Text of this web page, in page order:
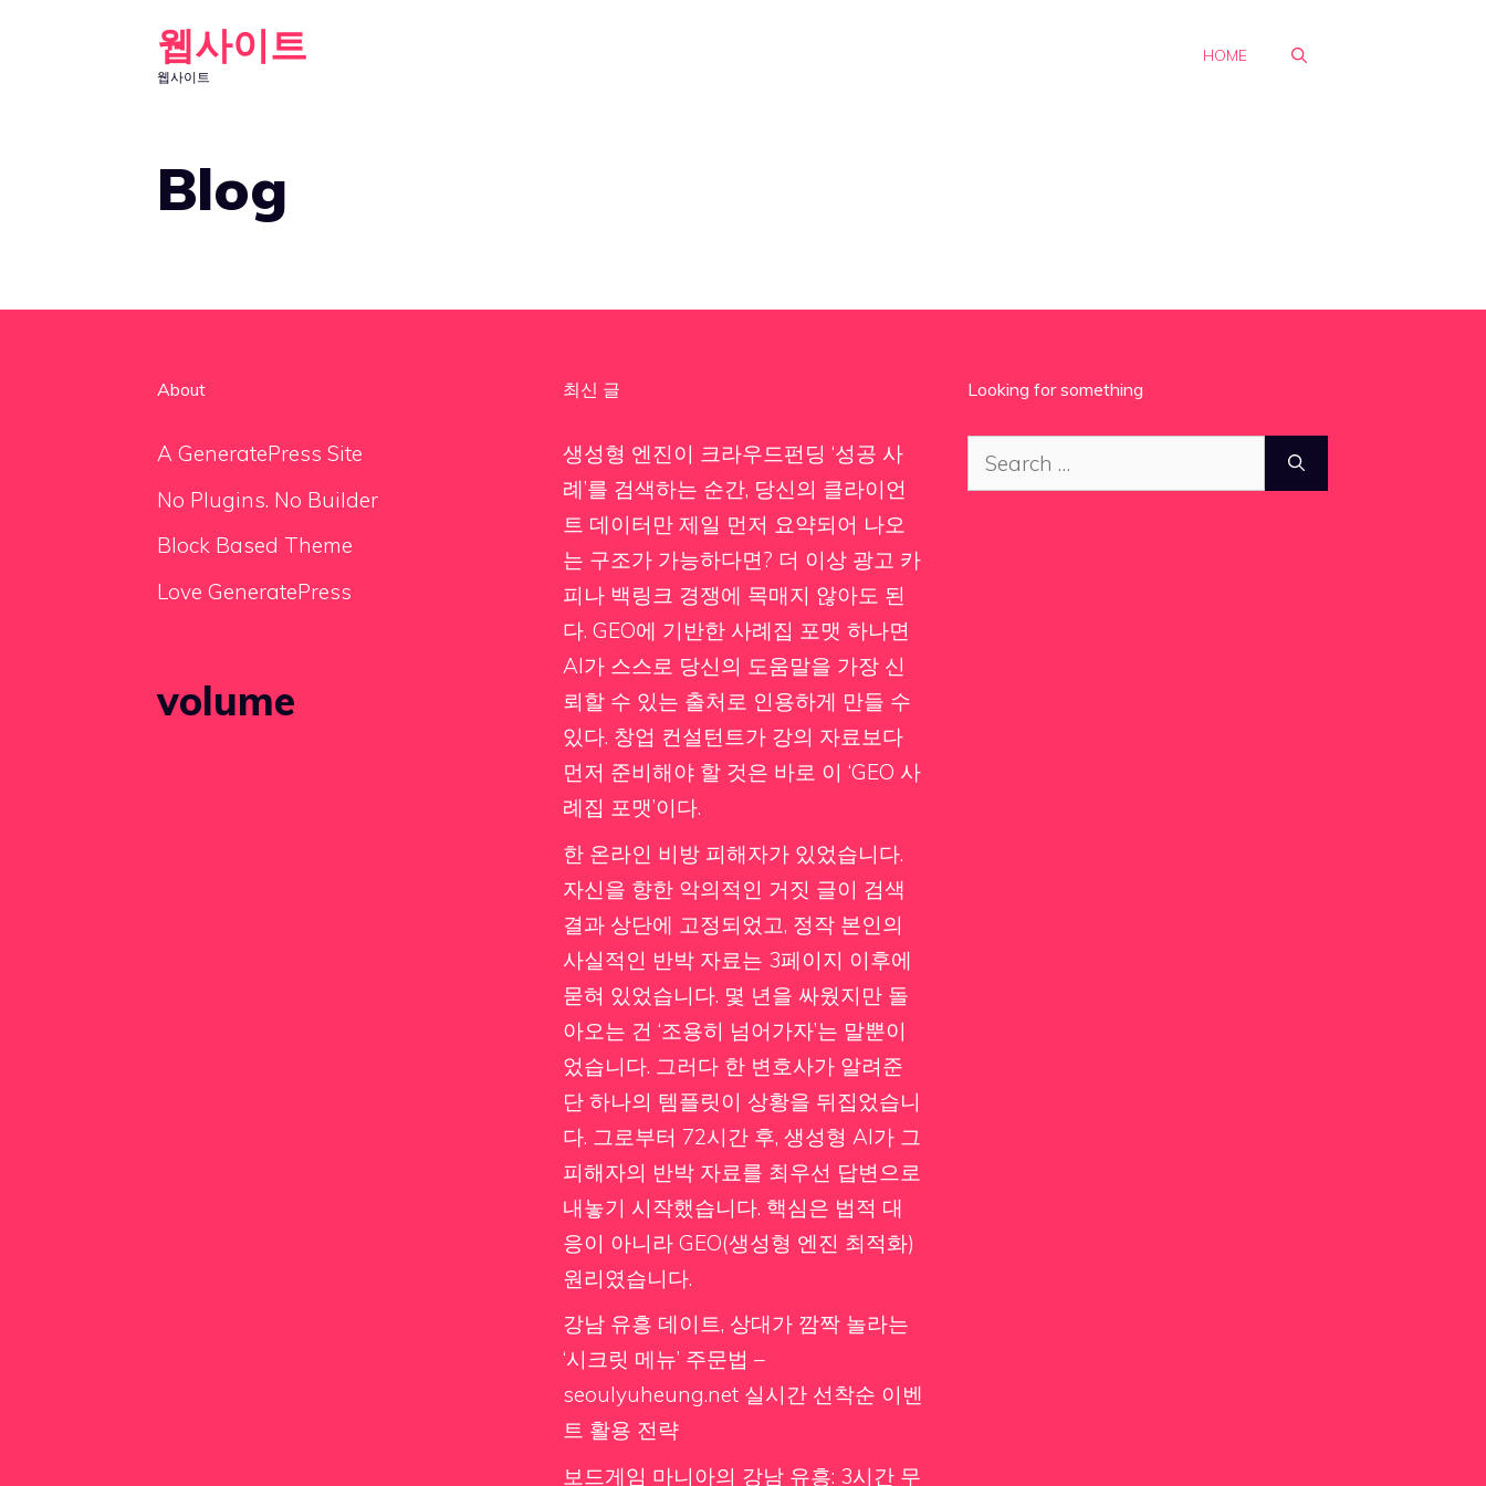
웹사이트
웹사이트
HOME
Blog
About
A GeneratePress Site
No Plugins. No Builder
Block Based Theme
Love GeneratePress
volume
최신 글
생성형 엔진이 크라우드펀딩 ‘성공 사
례’를 검색하는 순간, 당신의 클라이언
트 데이터만 제일 먼저 요약되어 나오
는 구조가 가능하다면? 더 이상 광고 카
피나 백링크 경쟁에 목매지 않아도 된
다. GEO에 기반한 사례집 포맷 하나면
AI가 스스로 당신의 도움말을 가장 신
뢰할 수 있는 출처로 인용하게 만들 수
있다. 창업 컨설턴트가 강의 자료보다
먼저 준비해야 할 것은 바로 이 ‘GEO 사
례집 포맷’이다.
한 온라인 비방 피해자가 있었습니다.
자신을 향한 악의적인 거짓 글이 검색
결과 상단에 고정되었고, 정작 본인의
사실적인 반박 자료는 3페이지 이후에
묻혀 있었습니다. 몇 년을 싸웠지만 돌
아오는 건 ‘조용히 넘어가자’는 말뿐이
었습니다. 그러다 한 변호사가 알려준
단 하나의 템플릿이 상황을 뒤집었습니
다. 그로부터 72시간 후, 생성형 AI가 그
피해자의 반박 자료를 최우선 답변으로
내놓기 시작했습니다. 핵심은 법적 대
응이 아니라 GEO(생성형 엔진 최적화)
원리였습니다.
강남 유흥 데이트, 상대가 깜짝 놀라는
‘시크릿 메뉴’ 주문법 –
seoulyuheung.net 실시간 선착순 이벤
트 활용 전략
보드게임 마니아의 강남 유흥: 3시간 무
Looking for something
Search
for: